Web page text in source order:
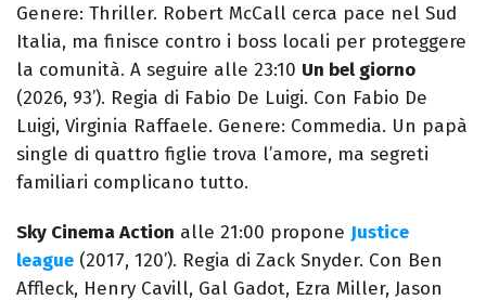
Genere: Thriller. Robert McCall cerca pace nel Sud
Italia, ma finisce contro i boss locali per proteggere
la comunità. A seguire alle 23:10 Un bel giorno
(2026, 93’). Regia di Fabio De Luigi. Con Fabio De
Luigi, Virginia Raffaele. Genere: Commedia. Un papà
single di quattro figlie trova l’amore, ma segreti
familiari complicano tutto.
Sky Cinema Action alle 21:00 propone Justice
league (2017, 120’). Regia di Zack Snyder. Con Ben
Affleck, Henry Cavill, Gal Gadot, Ezra Miller, Jason